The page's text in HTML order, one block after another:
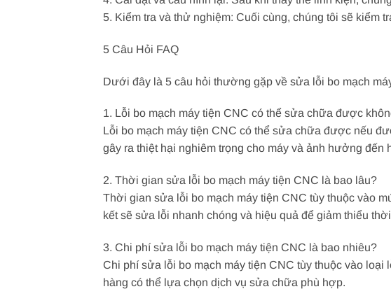
5. Kiểm tra và thử nghiệm: Cuối cùng, chúng tôi sẽ kiểm
5 Câu Hỏi FAQ
Dưới đây là 5 câu hỏi thường gặp về sửa lỗi bo mạch
1. Lỗi bo mạch máy tiện CNC có thể sửa chữa được
Lỗi bo mạch máy tiện CNC có thể sửa chữa được nếu
gây ra thiệt hại nghiêm trọng cho máy và ảnh hưởng đến
2. Thời gian sửa lỗi bo mạch máy tiện CNC là bao lâu?
Thời gian sửa lỗi bo mạch máy tiện CNC tùy thuộc vào
kết sẽ sửa lỗi nhanh chóng và hiệu quả để giảm thiểu
3. Chi phí sửa lỗi bo mạch máy tiện CNC là bao nhiêu?
Chi phí sửa lỗi bo mạch máy tiện CNC tùy thuộc vào loại
hàng có thể lựa chọn dịch vụ sửa chữa phù hợp.